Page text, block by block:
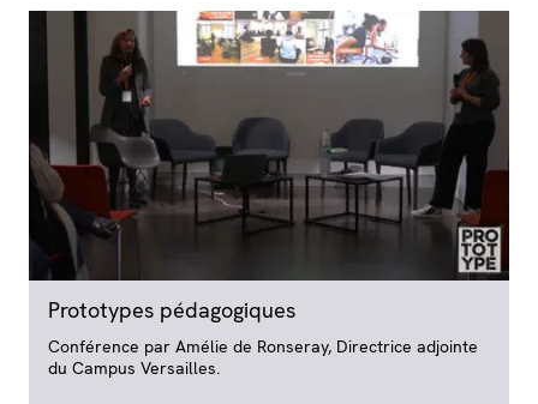
Prototypes pédagogiques
Conférence par Amélie de Ronseray, Directrice adjointe
du Campus Versailles.